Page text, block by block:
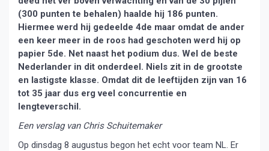
(300 punten te behalen) haalde hij 186 punten.
Hiermee werd hij gedeelde 4de maar omdat de ander
een keer meer in de roos had geschoten werd hij op
papier 5de. Net naast het podium dus. Wel de beste
Nederlander in dit onderdeel. Niels zit in de grootste
en lastigste klasse. Omdat dit de leeftijden zijn van 16
tot 35 jaar dus erg veel concurrentie en
lengteverschil.
Een verslag van Chris Schuitemaker
Op dinsdag 8 augustus begon het echt voor team NL. Er